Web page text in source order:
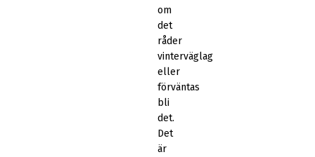
om
det
råder
vinterväglag
eller
förväntas
bli
det.
Det
är